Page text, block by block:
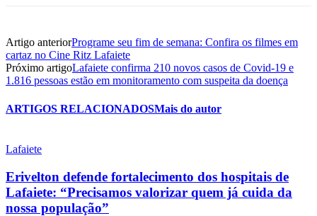
Artigo anteriorPrograme seu fim de semana: Confira os filmes em
cartaz no Cine Ritz Lafaiete
Próximo artigoLafaiete confirma 210 novos casos de Covid-19 e
1.816 pessoas estão em monitoramento com suspeita da doença
ARTIGOS RELACIONADOSMais do autor
Lafaiete
Erivelton defende fortalecimento dos hospitais de
Lafaiete: “Precisamos valorizar quem já cuida da
nossa população”